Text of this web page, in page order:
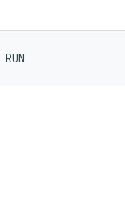
RUN